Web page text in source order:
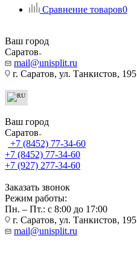
Сравнение товаров0
Ваш город
Саратов
mail@unisplit.ru
г. Саратов, ул. Танкистов, 195
Ваш город
Саратов
+7 (8452) 77-34-60
+7 (8452) 77-34-60
+7 (927) 277-34-60
Заказать звонок
Режим работы:
Пн. – Пт.: с 8:00 до 17:00
г. Саратов, ул. Танкистов, 195
mail@unisplit.ru